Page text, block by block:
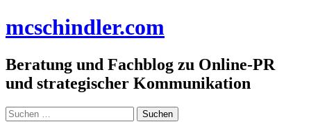
Inhalt
mcschindler.com
Beratung und Fachblog zu Online-PR
und strategischer Kommunikation
Suchen
nach: